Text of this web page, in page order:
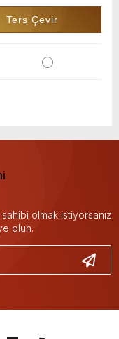
olmak istiyorsanız
olun.